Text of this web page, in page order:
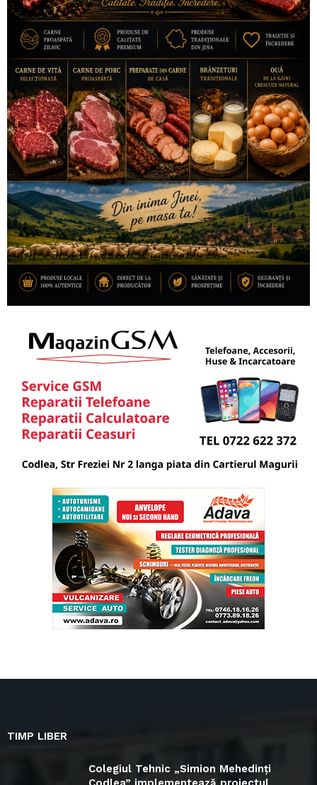
TIMP LIBER
Colegiul Tehnic „Simion Mehedinți